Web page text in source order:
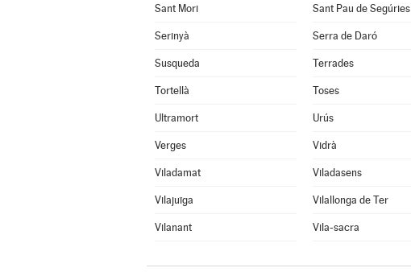
Sant Mori Sant Pau de Segúries
Serinyà Serra de Daró
Susqueda Terrades
Tortellà Toses
Ultramort Urús
Verges Vidrà
Viladamat Viladasens
Vilajuïga Vilallonga de Ter
Vilanant Vila-sacra